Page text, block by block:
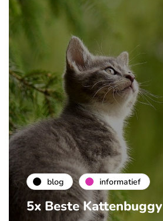
blog informatief
5x Beste Kattenbuggy